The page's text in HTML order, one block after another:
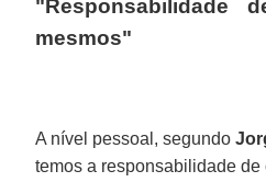
"Responsabilidade
mesmos"
A nível pessoal, segundo
temos a responsabilidade